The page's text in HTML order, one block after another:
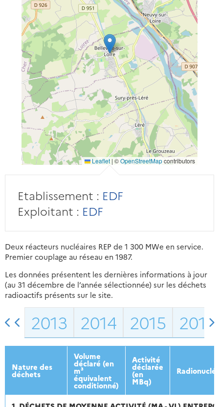
Leaflet | ©OpenStreetMapcontributors
Etablissement : EDF
Exploitant : EDF
Deux réacteurs nucléaires REP de 1 300 MWe en service.
Premier couplage au réseau en 1987.
Les données présentent les dernières informations à jour
(au 31 décembre de l’année sélectionnée) sur les déchets
radioactifs présents sur le site.
2013 2014 2015 2016
Nature des
déchets
Volume
déclaré (en
m³
équivalent
conditionné)
Activité
déclarée
(en
MBq)